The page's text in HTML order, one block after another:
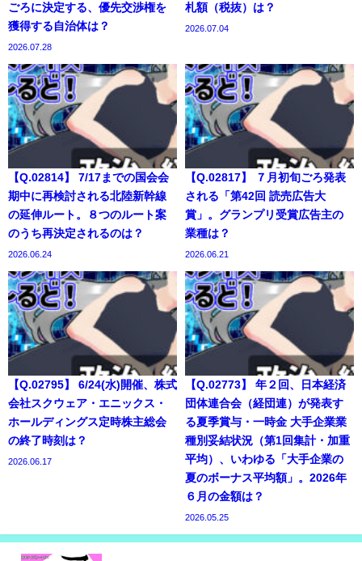
ごろに決定する、優先交渉権を
獲得する自治体は？
2026.07.28
札額（税抜）は？
2026.07.04
【Q.02814】 7/17までの国会会
期中に再検討される北陸新幹線
の延伸ルート。８つのルート案
のうち再決定されるのは？
2026.06.24
【Q.02817】 ７月初旬ごろ発表
される「第42回 読売広告大
賞」。グランプリ受賞広告主の
業種は？
2026.06.21
【Q.02795】 6/24(水)開催、株式
会社スクウェア・エニックス・
ホールディングス定時株主総会
の終了時刻は？
2026.06.17
【Q.02773】 年２回、日本経済
団体連合会（経団連）が発表す
る夏季賞与・一時金 大手企業業
種別妥結状況（第1回集計・加重
平均）、いわゆる「大手企業の
夏のボーナス平均額」。2026年
６月の金額は？
2026.05.25